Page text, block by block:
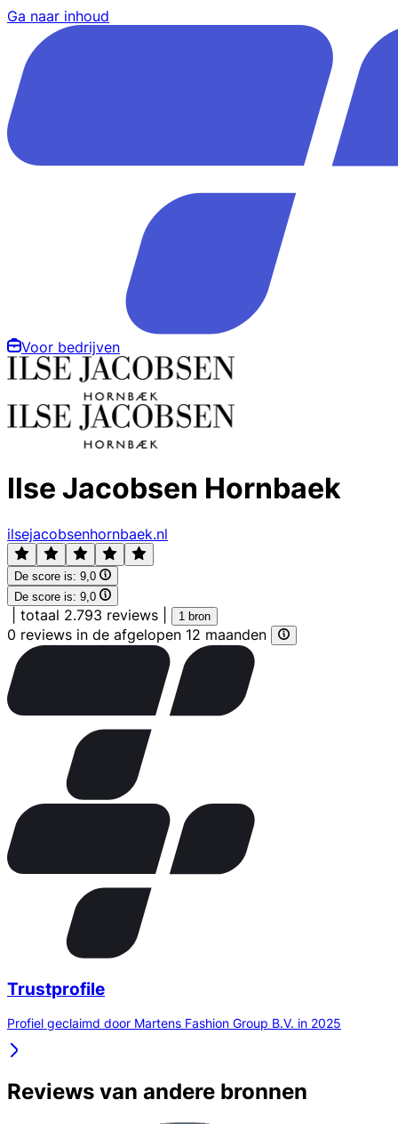
Ga naar inhoud
Voor bedrijven
Ilse Jacobsen Hornbaek
ilsejacobsenhornbaek.nl
De score is: 9,0
De score is: 9,0
totaal 2.793 reviews 1 bron
0 reviews in de afgelopen 12 maanden
Trustprofile
Profiel geclaimd door Martens Fashion Group B.V. in 2025
Reviews van andere bronnen